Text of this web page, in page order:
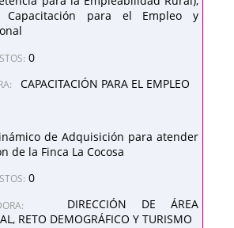
para el Empleo y
0
CAPACITACIÓN PARA EL EMPLEO
de Adquisición para atender
de la Finca La Cocosa
0
DIRECCIÓN DE ÁREA
RETO DEMOGRÁFICO Y TURISMO